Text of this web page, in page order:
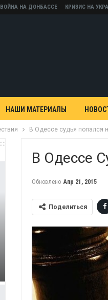
ВОЙНА НА ДОНБАССЕ КРИЗИС НА
НАШИ МАТЕРИАЛЫ
В Одессе судья попался
В Одессе
Обновлено Апр 21, 2015
Поделиться